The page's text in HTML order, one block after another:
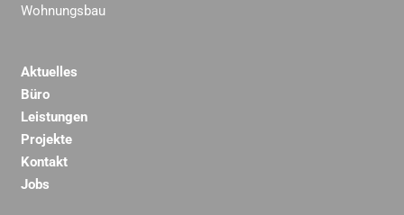
Wohnungsbau
Aktuelles
Büro
Leistungen
Projekte
Kontakt
Jobs